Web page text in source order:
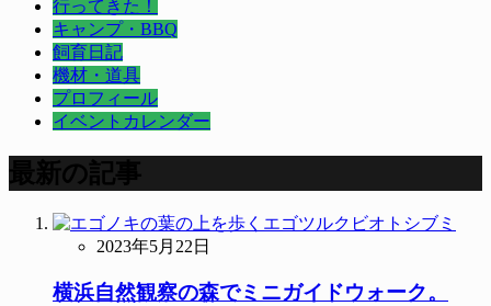
行ってきた！
キャンプ・BBQ
飼育日記
機材・道具
プロフィール
イベントカレンダー
最新の記事
2023年5月22日
横浜自然観察の森でミニガイドウォーク。